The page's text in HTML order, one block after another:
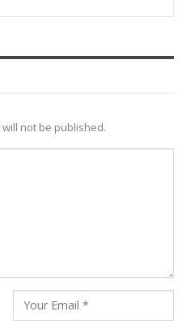
not be published.